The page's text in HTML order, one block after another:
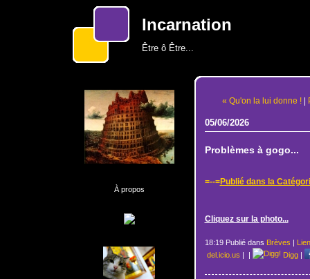
Incarnation
Être ô Être...
À propos
« Qu'on la lui donne !|
05/06/2026
Problèmes à gogo...
=--=Publié dans la
Cliquez sur la photo...
18:19 Publié dans Brèves |
del.icio.us | | Digg|